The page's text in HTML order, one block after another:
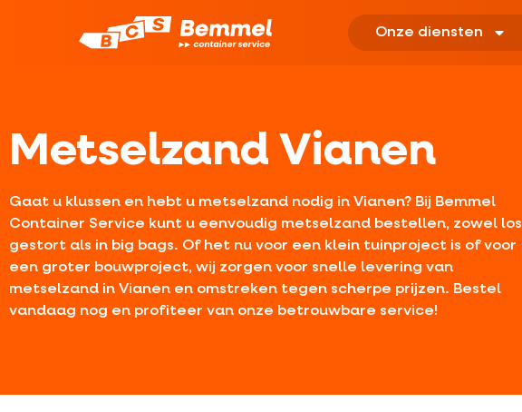
Onze diensten
Metselzand Vianen
Gaat u klussen en hebt u metselzand nodig in Vianen? Bij Bemmel
Container Service kunt u eenvoudig metselzand bestellen, zowel los
gestort als in big bags. Of het nu voor een klein tuinproject is of voor
een groter bouwproject, wij zorgen voor snelle levering van
metselzand in Vianen en omstreken tegen scherpe prijzen. Bestel
vandaag nog en profiteer van onze betrouwbare service!